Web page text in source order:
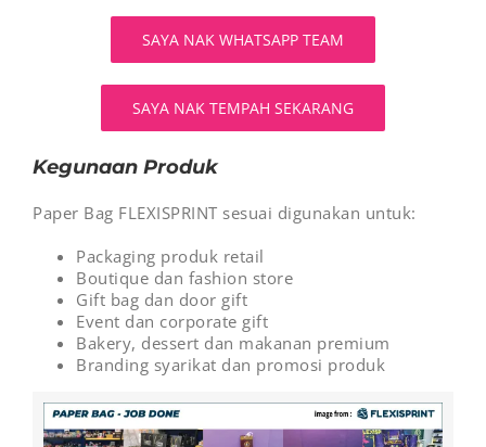
SAYA NAK WHATSAPP TEAM
SAYA NAK TEMPAH SEKARANG
Kegunaan Produk
Paper Bag FLEXISPRINT sesuai digunakan untuk:
Packaging produk retail
Boutique dan fashion store
Gift bag dan door gift
Event dan corporate gift
Bakery, dessert dan makanan premium
Branding syarikat dan promosi produk